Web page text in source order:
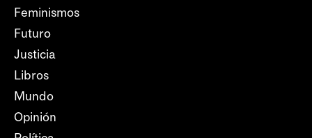
Feminismos
Futuro
Justicia
Libros
Mundo
Opinión